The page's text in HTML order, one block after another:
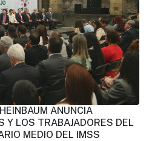
ANUNCIA
Y LOS TRABAJADORES DEL
MEDIO DEL IMSS